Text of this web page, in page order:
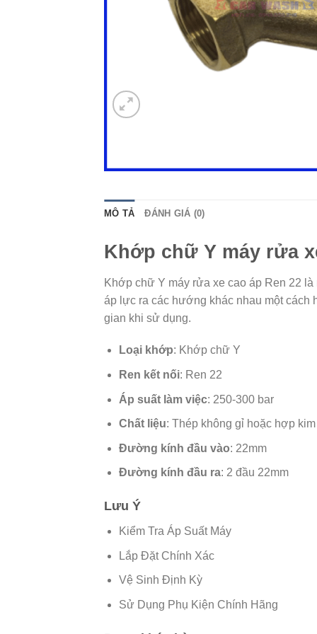
MÔ TẢ ĐÁNH GIÁ (0)
Khớp chữ Y máy rửa
Khớp chữ Y máy rửa xe cao áp Ren 22
áp lực ra các hướng khác nhau một cách
gian khi sử dụng.
Loại khớp: Khớp chữ Y
Ren kết nối: Ren 22
Áp suất làm việc: 250-300 bar
Chất liệu: Thép không gỉ hoặc hợp
Đường kính đầu vào: 22mm
Đường kính đầu ra: 2 đầu 22mm
Lưu Ý
Kiểm Tra Áp Suất Máy
Lắp Đặt Chính Xác
Vệ Sinh Định Kỳ
Sử Dụng Phụ Kiện Chính Hãng